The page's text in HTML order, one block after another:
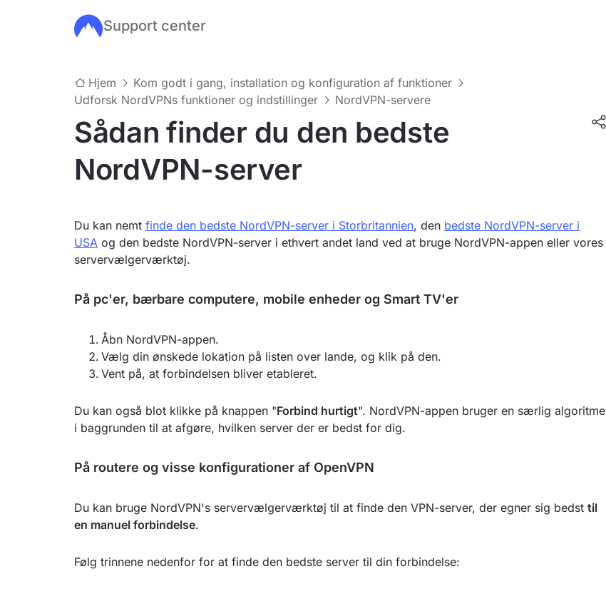
Gå til hovedindhold
Support center
Hjem
Kom godt i gang, installation og konfiguration af funktioner
Udforsk NordVPNs funktioner og indstillinger
NordVPN-servere
Sådan finder du den bedste
NordVPN-server
Du kan nemt finde den bedste NordVPN-server i Storbritannien, den bedste NordVPN-server i
USA og den bedste NordVPN-server i ethvert andet land ved at bruge NordVPN-appen eller vores
servervælgerværktøj.
På pc'er, bærbare computere, mobile enheder og Smart TV'er
Åbn NordVPN-appen.
Vælg din ønskede lokation på listen over lande, og klik på den.
Vent på, at forbindelsen bliver etableret.
Du kan også blot klikke på knappen "Forbind hurtigt". NordVPN-appen bruger en særlig algoritme
i baggrunden til at afgøre, hvilken server der er bedst for dig.
På routere og visse konfigurationer af OpenVPN
Du kan bruge NordVPN's servervælgerværktøj til at finde den VPN-server, der egner sig bedst til
en manuel forbindelse.
Følg trinnene nedenfor for at finde den bedste server til din forbindelse: